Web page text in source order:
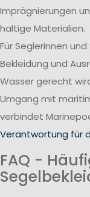
Imprägnierungen
haltige Materialien.
Für Seglerinnen
Bekleidung und
Wasser gerecht
Umgang mit
verbindet
Verantwortung für
FAQ -